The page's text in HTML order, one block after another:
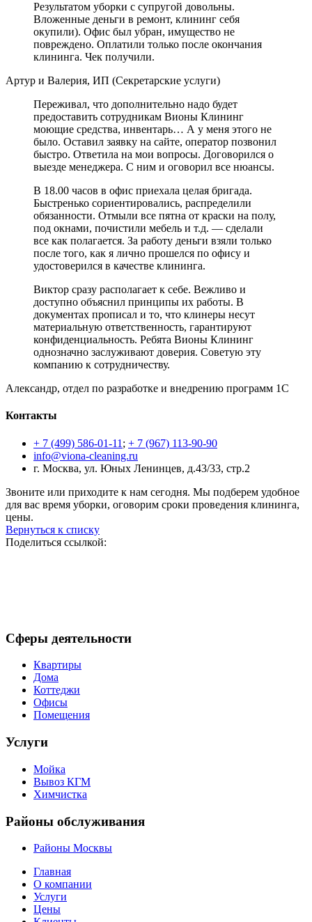
Результатом уборки с супругой довольны.
Вложенные деньги в ремонт, клининг себя
окупили). Офис был убран, имущество не
повреждено. Оплатили только после окончания
клининга. Чек получили.
Артур и Валерия, ИП (Секретарские услуги)
Переживал, что дополнительно надо будет
предоставить сотрудникам Вионы Клининг
моющие средства, инвентарь… А у меня этого не
было. Оставил заявку на сайте, оператор позвонил
быстро. Ответила на мои вопросы. Договорился о
выезде менеджера. С ним и оговорил все нюансы.
В 18.00 часов в офис приехала целая бригада.
Быстренько сориентировались, распределили
обязанности. Отмыли все пятна от краски на полу,
под окнами, почистили мебель и т.д. — сделали
все как полагается. За работу деньги взяли только
после того, как я лично прошелся по офису и
удостоверился в качестве клининга.
Виктор сразу располагает к себе. Вежливо и
доступно объяснил принципы их работы. В
документах прописал и то, что клинеры несут
материальную ответственность, гарантируют
конфиденциальность. Ребята Вионы Клининг
однозначно заслуживают доверия. Советую эту
компанию к сотрудничеству.
Александр, отдел по разработке и внедрению программ 1С
Контакты
+ 7 (499) 586-01-11 ; + 7 (967) 113-90-90
info@viona-cleaning.ru
г. Москва, ул. Юных Ленинцев, д.43/33, стр.2
Звоните или приходите к нам сегодня. Мы подберем удобное
для вас время уборки, оговорим сроки проведения клининга,
цены.
Вернуться к списку
Поделиться ссылкой:
Сферы деятельности
Квартиры
Дома
Коттеджи
Офисы
Помещения
Услуги
Мойка
Вывоз КГМ
Химчистка
Районы обслуживания
Районы Москвы
Главная
О компании
Услуги
Цены